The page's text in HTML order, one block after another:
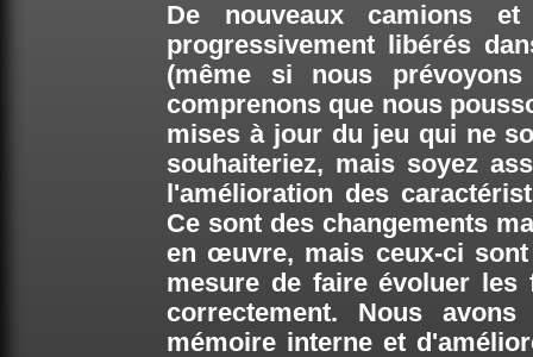
De nouveaux camions
progressivement libérés
(même si nous
comprenons que nous
mises à jour du jeu qui ne
souhaiteriez, mais soyez
l'amélioration des
Ce sont des changements
en œuvre, mais ceux-ci
mesure de faire évoluer
correctement. Nous
mémoire interne et